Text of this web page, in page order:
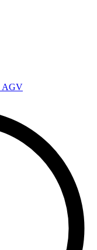
AGV